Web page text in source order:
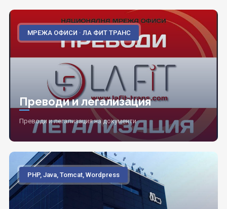
МРЕЖА ОФИСИ · ЛА ФИТ ТРАНС
Преводи и легализация
Преводи и легализация на документи
PHP, Java, Tomcat, Wordpress